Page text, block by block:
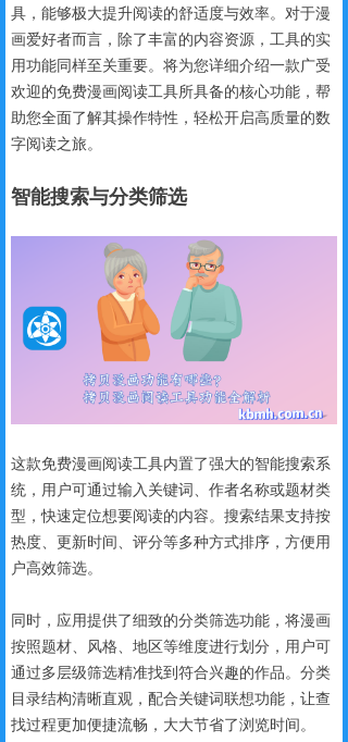
具，能够极大提升阅读的舒适度与效率。对于漫
画爱好者而言，除了丰富的内容资源，工具的实
用功能同样至关重要。将为您详细介绍一款广受
欢迎的免费漫画阅读工具所具备的核心功能，帮
助您全面了解其操作特性，轻松开启高质量的数
字阅读之旅。
智能搜索与分类筛选
这款免费漫画阅读工具内置了强大的智能搜索系
统，用户可通过输入关键词、作者名称或题材类
型，快速定位想要阅读的内容。搜索结果支持按
热度、更新时间、评分等多种方式排序，方便用
户高效筛选。
同时，应用提供了细致的分类筛选功能，将漫画
按照题材、风格、地区等维度进行划分，用户可
通过多层级筛选精准找到符合兴趣的作品。分类
目录结构清晰直观，配合关键词联想功能，让查
找过程更加便捷流畅，大大节省了浏览时间。